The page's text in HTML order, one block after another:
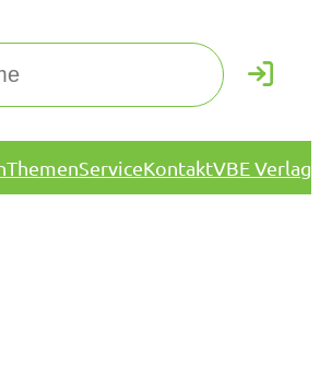
ThemenServiceKontaktVBE Verlag